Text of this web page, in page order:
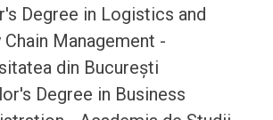
Degree in Logistics and
Chain Management -
din București
Degree in Business